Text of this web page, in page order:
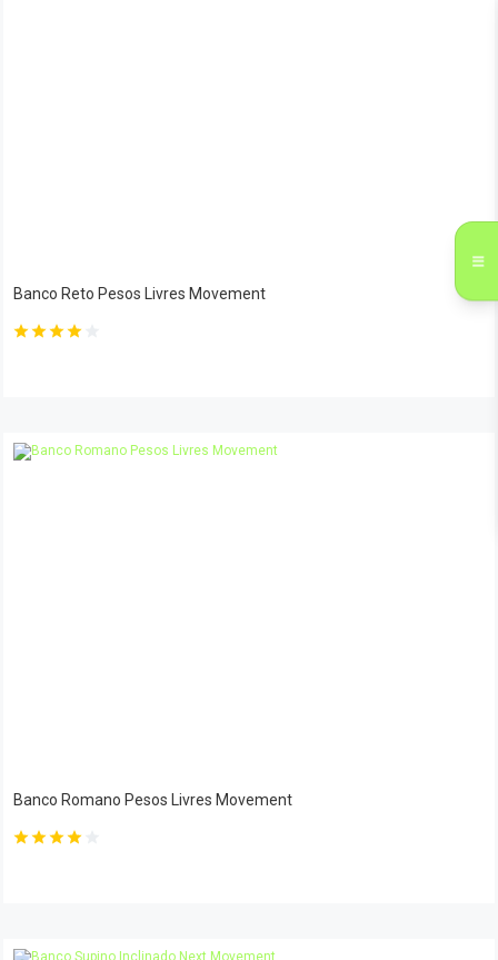
Banco Reto Pesos Livres Movement
Banco Romano Pesos Livres Movement